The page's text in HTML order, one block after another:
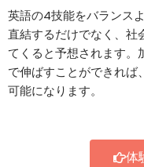
英語の4技能をバランス
直結するだけでなく、社
てくると予想されます。
で伸ばすことができれば
可能になります。
体